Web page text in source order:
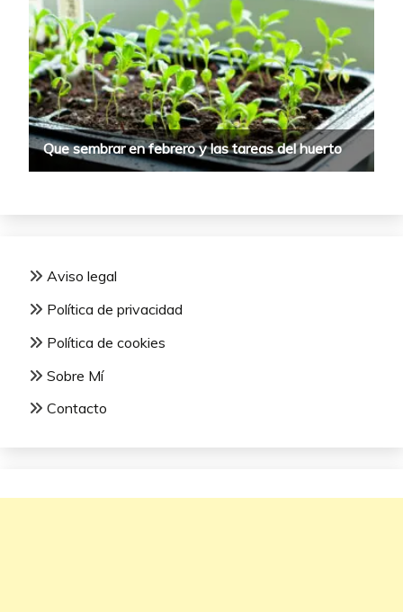
Aviso legal
Política de privacidad
Política de cookies
Sobre Mí
Contacto